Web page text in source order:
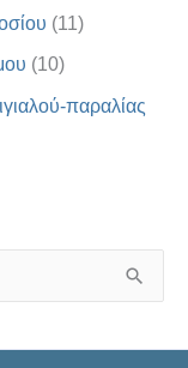
(11)
(10)
παραλίας